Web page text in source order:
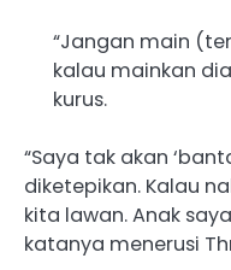
“Jangan main
kalau mainkan
kurus.
“Saya tak akan
diketepikan. Kalau
kita lawan. Anak
katanya menerusi